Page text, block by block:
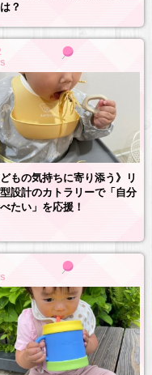
？
どもの気持ちに寄り添う》リ
設計のカトラリーで「自分
たい」を応援！